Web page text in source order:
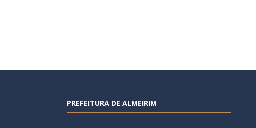
PREFEITURA DE ALMEIRIM